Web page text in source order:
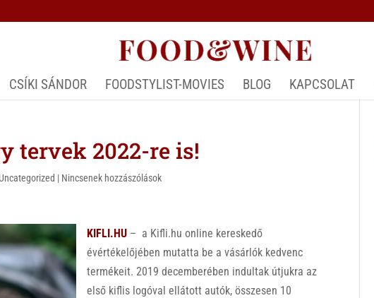
CSÍKI SÁNDOR FOODSTYLIST-MOVIES BLOG KAPCSOLAT
tervek 2022-re is!
Uncategorized | Nincsenek hozzászólások
KIFLI.HU – a Kifli.hu online kereskedő
évértékelőjében mutatta be a vásárlók kedvenc
termékeit. 2019 decemberében indultak útjukra az
első kiflis logóval ellátott autók, összesen 10